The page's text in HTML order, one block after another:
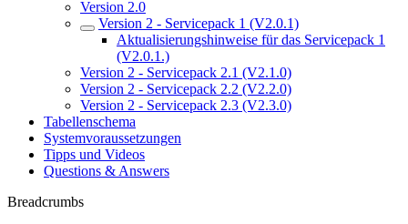
Version 2.0
Version 2 - Servicepack 1 (V2.0.1)
Aktualisierungshinweise für das Servicepack 1
(V2.0.1.)
Version 2 - Servicepack 2.1 (V2.1.0)
Version 2 - Servicepack 2.2 (V2.2.0)
Version 2 - Servicepack 2.3 (V2.3.0)
Tabellenschema
Systemvoraussetzungen
Tipps und Videos
Questions & Answers
Breadcrumbs